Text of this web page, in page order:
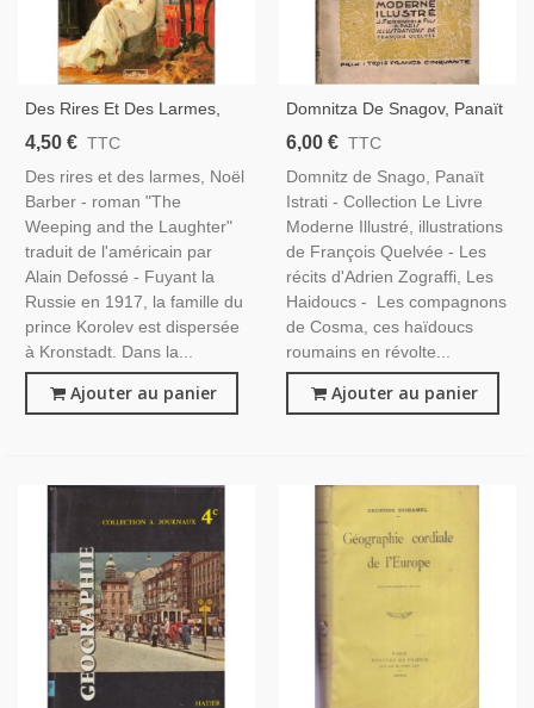
Des Rires Et Des Larmes,
Noël Barber, 1991 - Diaspora
Paris, 2e Guerre Mondiale
4,50 € TTC
Des rires et des larmes, Noël
Barber - roman "The
Weeping and the Laughter"
traduit de l'américain par
Alain Defossé - Fuyant la
Russie en 1917, la famille du
prince Korolev est dispersée
à Kronstadt. Dans la...
Ajouter au panier
Domnitza De Snagov, Panaït
Istrati, 1935 - Roumanie,
Illustré
6,00 € TTC
Domnitz de Snago, Panaït
Istrati - Collection Le Livre
Moderne Illustré, illustrations
de François Quelvée - Les
récits d'Adrien Zograffi, Les
Haidoucs - Les compagnons
de Cosma, ces haïdoucs
roumains en révolte...
Ajouter au panier